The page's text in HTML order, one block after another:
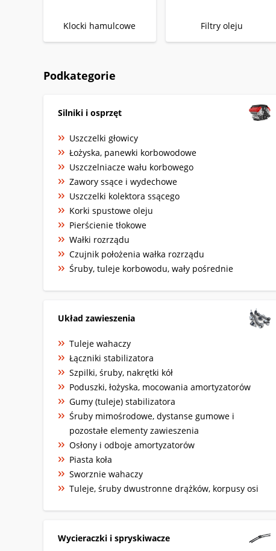
Klocki hamulcowe Filtry oleju
Podkategorie
Silniki i osprzęt
Uszczelki głowicy
Łożyska, panewki korbowodowe
Uszczelniacze wału korbowego
Zawory ssące i wydechowe
Uszczelki kolektora ssącego
Korki spustowe oleju
Pierścienie tłokowe
Wałki rozrządu
Czujnik położenia wałka rozrządu
Śruby, tuleje korbowodu, wały pośrednie
Układ zawieszenia
Tuleje wahaczy
Łączniki stabilizatora
Szpilki, śruby, nakrętki kół
Poduszki, łożyska, mocowania amortyzatorów
Gumy (tuleje) stabilizatora
Śruby mimośrodowe, dystanse gumowe i
pozostałe elementy zawieszenia
Osłony i odboje amortyzatorów
Piasta koła
Sworznie wahaczy
Tuleje, śruby dwustronne drążków, korpusy osi
Wycieraczki i spryskiwacze